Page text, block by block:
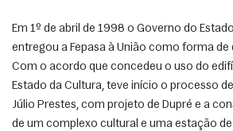
Em 1º de abril de 1998 o Governo do
entregou a Fepasa à União como forma de
Com o acordo que concedeu o uso do
Estado da Cultura, teve início o processo
Júlio Prestes, com projeto de Dupré e a
de um complexo cultural e uma estação de